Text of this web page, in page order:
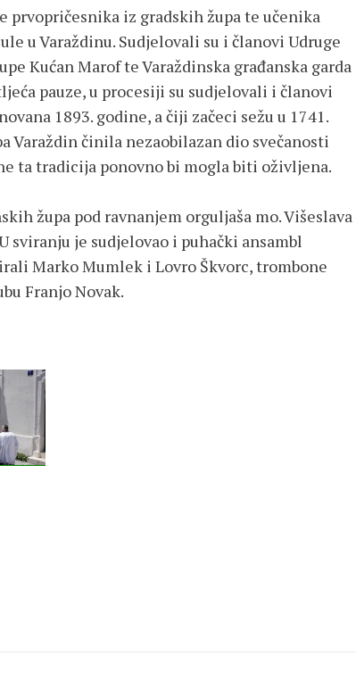
prvopričesnika iz gradskih župa te učenika
u Varaždinu. Sudjelovali su i članovi Udruge
Kućan Marof te Varaždinska građanska garda
pauze, u procesiji su sudjelovali i članovi
1893. godine, a čiji začeci sežu u 1741.
Varaždin činila nezaobilazan dio svečanosti
ta tradicija ponovno bi mogla biti oživljena.
župa pod ravnanjem orguljaša mo. Višeslava
sviranju je sudjelovao i puhački ansambl
Marko Mumlek i Lovro Škvorc, trombone
Franjo Novak.